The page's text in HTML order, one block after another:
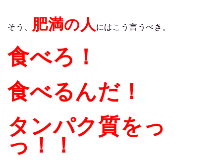
そう、 肥満の人 にはこう言うべき。
食べろ！
食べるんだ！
タンパク質をっ
っ！！